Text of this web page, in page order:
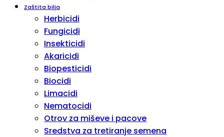
Zaštita bilja
Herbicidi
Fungicidi
Insekticidi
Akaricidi
Biopesticidi
Biocidi
Limacidi
Nematocidi
Otrov za miševe i pacove
Sredstva za tretiranje semena